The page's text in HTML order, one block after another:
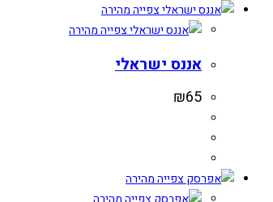
צפייה מהירה
צפייה מהירה
אננס ישראלי
₪65
צפייה מהירה